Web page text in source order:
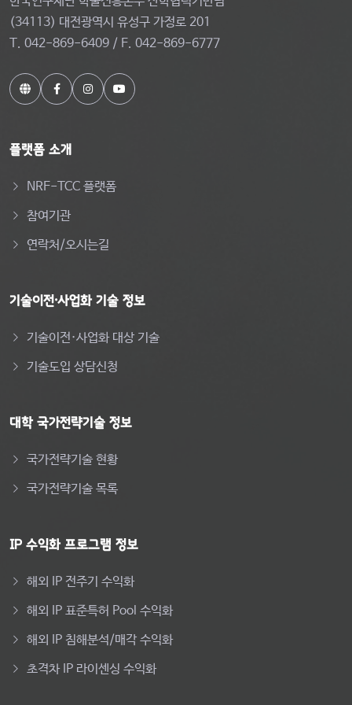
(34113) 대전광역시 유성구 가정로 201
T. 042-869-6409 / F. 042-869-6777
플랫폼 소개
NRF-TCC 플랫폼
참여기관
연락처/오시는길
기술이전·사업화 기술 정보
기술이전·사업화 대상 기술
기술도입 상담신청
대학 국가전략기술 정보
국가전략기술 현황
국가전략기술 목록
IP 수익화 프로그램 정보
해외 IP 전주기 수익화
해외 IP 표준특허 Pool 수익화
해외 IP 침해분석/매각 수익화
초격차 IP 라이센싱 수익화